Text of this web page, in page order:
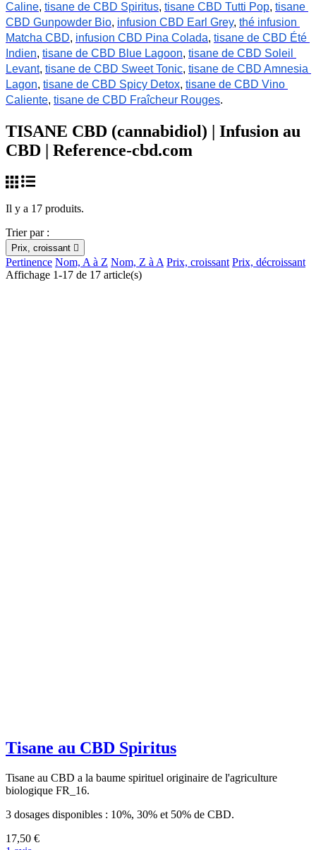
Caline, tisane de CBD Spiritus, tisane CBD Tutti Pop, tisane
CBD Gunpowder Bio, infusion CBD Earl Grey, thé infusion
Matcha CBD, infusion CBD Pina Colada, tisane de CBD Été
Indien, tisane de CBD Blue Lagoon, tisane de CBD Soleil
Levant, tisane de CBD Sweet Tonic, tisane de CBD Amnesia
Lagon, tisane de CBD Spicy Detox, tisane de CBD Vino
Caliente, tisane de CBD Fraîcheur Rouges.
TISANE CBD (cannabidiol) | Infusion au
CBD | Reference-cbd.com
Il y a 17 produits.
Trier par :
Prix, croissant 
Pertinence Nom, A à Z Nom, Z à A Prix, croissant Prix, décroissant
Affichage 1-17 de 17 article(s)
Tisane au CBD Spiritus
Tisane au CBD a la baume spirituel originaire de l'agriculture
biologique FR_16.
3 dosages disponibles : 10%, 30% et 50% de CBD.
17,50 €